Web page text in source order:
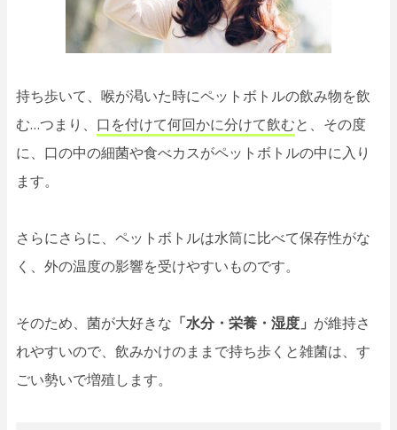
持ち歩いて、喉が渇いた時にペットボトルの飲み物を飲
む…つまり、 口を付けて何回かに分けて飲むと、その度
に、口の中の細菌や食べカスがペットボトルの中に入り
ます。
さらにさらに、ペットボトルは水筒に比べて保存性がな
く、外の温度の影響を受けやすいものです。
そのため、菌が大好きな 「水分・栄養・湿度」 が維持さ
れやすいので、飲みかけのままで持ち歩くと雑菌は、す
ごい勢いで増殖します。